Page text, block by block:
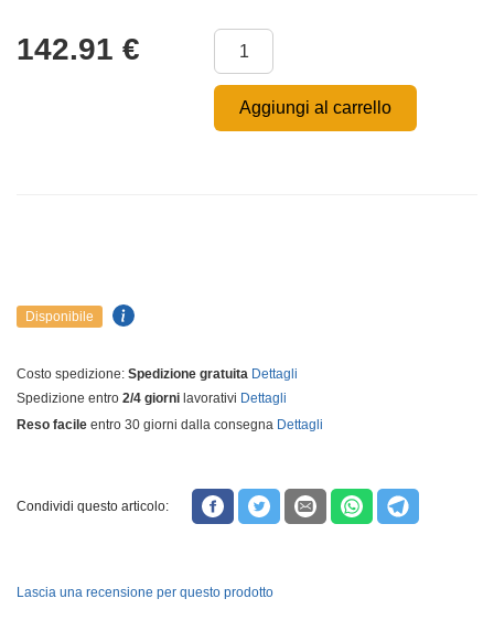
142.91 €
Aggiungi al carrello
Disponibile
Costo spedizione: Spedizione gratuita Dettagli
Spedizione entro 2/4 giorni lavorativi Dettagli
Reso facile entro 30 giorni dalla consegna Dettagli
Condividi questo articolo:
Lascia una recensione per questo prodotto